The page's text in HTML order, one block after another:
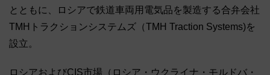
とともに、ロシアで鉄道車両用電気品を製造する合弁会社
TMHトラクションシステムズ（TMH Traction Systems)を
設立。
ロシアおよびCIS市場（ロシア・ウクライナ・モルドバ・